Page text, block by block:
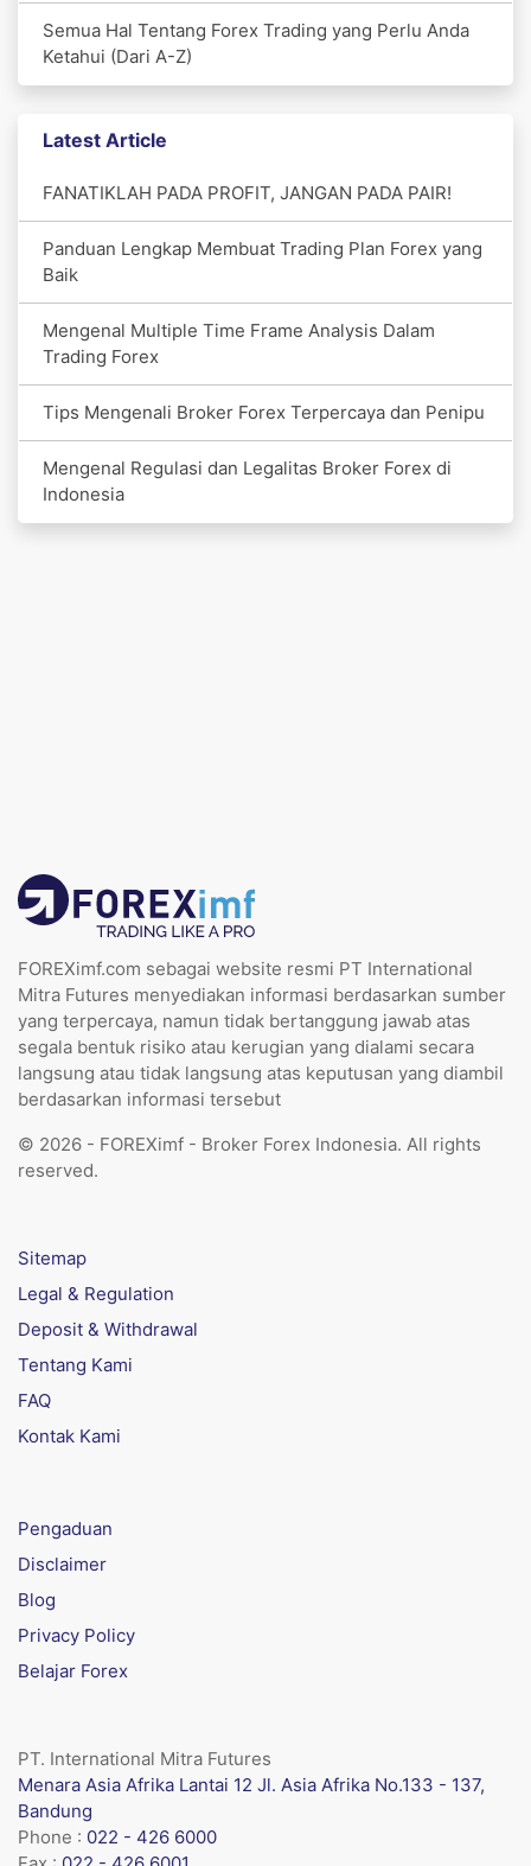
Semua Hal Tentang Forex Trading yang Perlu Anda
Ketahui (Dari A-Z)
Latest Article
FANATIKLAH PADA PROFIT, JANGAN PADA PAIR!
Panduan Lengkap Membuat Trading Plan Forex yang
Baik
Mengenal Multiple Time Frame Analysis Dalam
Trading Forex
Tips Mengenali Broker Forex Terpercaya dan Penipu
Mengenal Regulasi dan Legalitas Broker Forex di
Indonesia
FOREXimf.com sebagai website resmi PT International
Mitra Futures menyediakan informasi berdasarkan sumber
yang terpercaya, namun tidak bertanggung jawab atas
segala bentuk risiko atau kerugian yang dialami secara
langsung atau tidak langsung atas keputusan yang diambil
berdasarkan informasi tersebut
© 2026 - FOREXimf - Broker Forex Indonesia. All rights
reserved.
Sitemap
Legal & Regulation
Deposit & Withdrawal
Tentang Kami
FAQ
Kontak Kami
Pengaduan
Disclaimer
Blog
Privacy Policy
Belajar Forex
PT. International Mitra Futures
Menara Asia Afrika Lantai 12 Jl. Asia Afrika No.133 - 137,
Bandung
Phone : 022 - 426 6000